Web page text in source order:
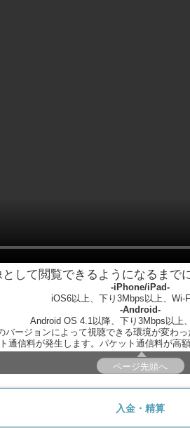
して閲覧できるようになるまで
-iPhone/iPad-
iOS6以上、下り3Mbps以上、Wi-
-Android-
Android OS 4.1以降、下り3Mbps以上
ージョンによって視聴できる環境が変わっ
通信料が発生します。パケット通信料が高
ページ先頭へ
入金・精算